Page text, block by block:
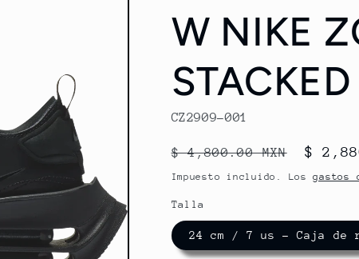
W NIKE
STACKED
CZ2909-001
Precio
habitual
$ 4,800.00 MXN
Precio
de
$
Impuesto incluido. Losgastos
Talla
24 cm / 7 us -